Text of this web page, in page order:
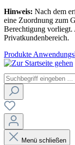
Hinweis: Nach dem
eine Zuordnung zum
Berechtigung vorliegt.
Privatkundenbereich.
Produkte
Menü schließen